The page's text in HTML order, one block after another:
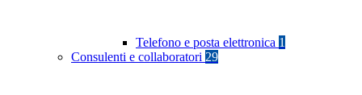
Telefono e posta elettronica 1
Consulenti e collaboratori 29